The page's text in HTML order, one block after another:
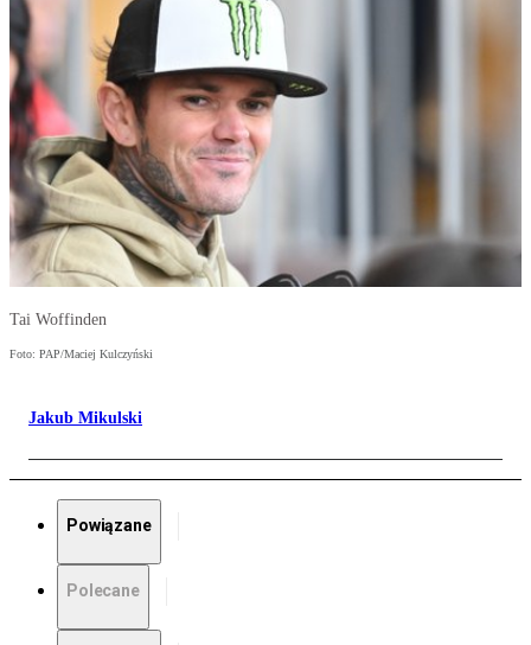
Tai Woffinden
Foto: PAP/Maciej Kulczyński
Jakub Mikulski
Powiązane
Polecane